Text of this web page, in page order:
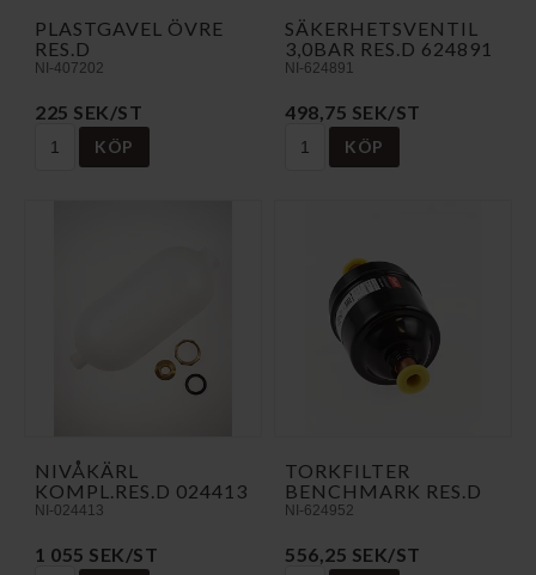
PLASTGAVEL ÖVRE
RES.D
NI-407202
225 SEK/ST
KÖP
SÄKERHETSVENTIL
3,0BAR RES.D 624891
NI-624891
498,75 SEK/ST
KÖP
NIVÅKÄRL
KOMPL.RES.D 024413
NI-024413
1 055 SEK/ST
TORKFILTER
BENCHMARK RES.D
NI-624952
556,25 SEK/ST